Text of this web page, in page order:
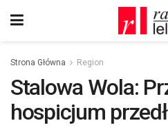
Strona Główna Region
Stalowa Wola:
hospicjum